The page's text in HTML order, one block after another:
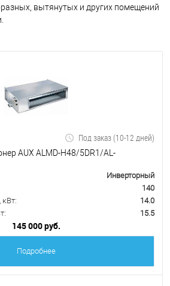
вытянутых и других помещений
Под заказ (10-12 дней)
AUX ALMD-H48/5DR1/AL-
Инверторный
140
14.0
15.5
145 000 руб.
Подробнее